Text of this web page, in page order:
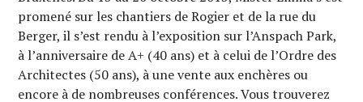
promené sur les chantiers de Rogier et de la rue du
Berger, il s’est rendu à l’exposition sur l’Anspach Park,
à l’anniversaire de A+ (40 ans) et à celui de l’Ordre des
Architectes (50 ans), à une vente aux enchères ou
encore à de nombreuses conférences. Vous trouverez